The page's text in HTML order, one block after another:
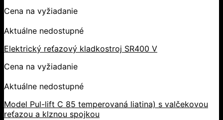
Cena na vyžiadanie
Aktuálne nedostupné
Elektrický reťazový kladkostroj SR400 V
Cena na vyžiadanie
Aktuálne nedostupné
Model Pul-lift C 85 temperovaná liatina) s valčekovou
reťazou a klznou spojkou